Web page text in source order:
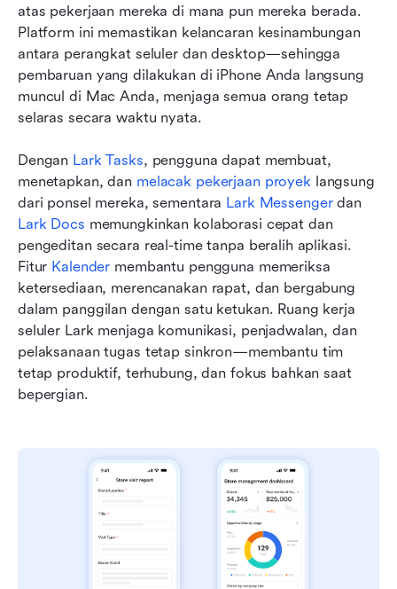
atas pekerjaan mereka di mana pun mereka berada.
Platform ini memastikan kelancaran kesinambungan
antara perangkat seluler dan desktop—sehingga
pembaruan yang dilakukan di iPhone Anda langsung
muncul di Mac Anda, menjaga semua orang tetap
selaras secara waktu nyata.
Dengan Lark Tasks, pengguna dapat membuat,
menetapkan, dan melacak pekerjaan proyek langsung
dari ponsel mereka, sementara Lark Messenger
Lark Docs memungkinkan kolaborasi cepat dan
pengeditan secara real-time tanpa beralih aplikasi.
Fitur Kalender membantu pengguna memeriksa
ketersediaan, merencanakan rapat, dan bergabung
dalam panggilan dengan satu ketukan. Ruang kerja
seluler Lark menjaga komunikasi, penjadwalan, dan
pelaksanaan tugas tetap sinkron—membantu tim
tetap produktif, terhubung, dan fokus bahkan saat
bepergian.